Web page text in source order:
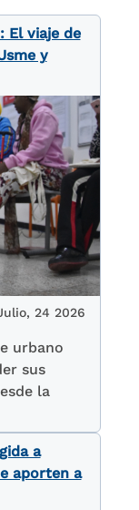
El viaje de
y
24 2026
urbano
sus
la
a
aporten a